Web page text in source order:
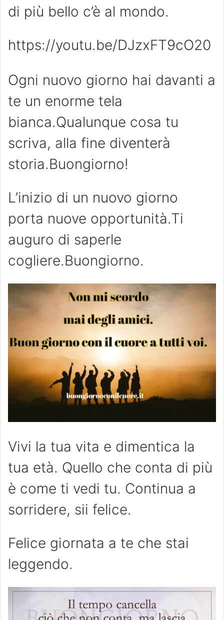
di più bello c’è al mondo.
https://youtu.be/DJzxFT9cO20
Ogni nuovo giorno hai davanti a
te un enorme tela
bianca.Qualunque cosa tu
scriva, alla fine diventerà
storia.Buongiorno!
L’inizio di un nuovo giorno
porta nuove opportunità.Ti
auguro di saperle
cogliere.Buongiorno.
Vivi la tua vita e dimentica la
tua età. Quello che conta di più
è come ti vedi tu. Continua a
sorridere, sii felice.
Felice giornata a te che stai
leggendo.